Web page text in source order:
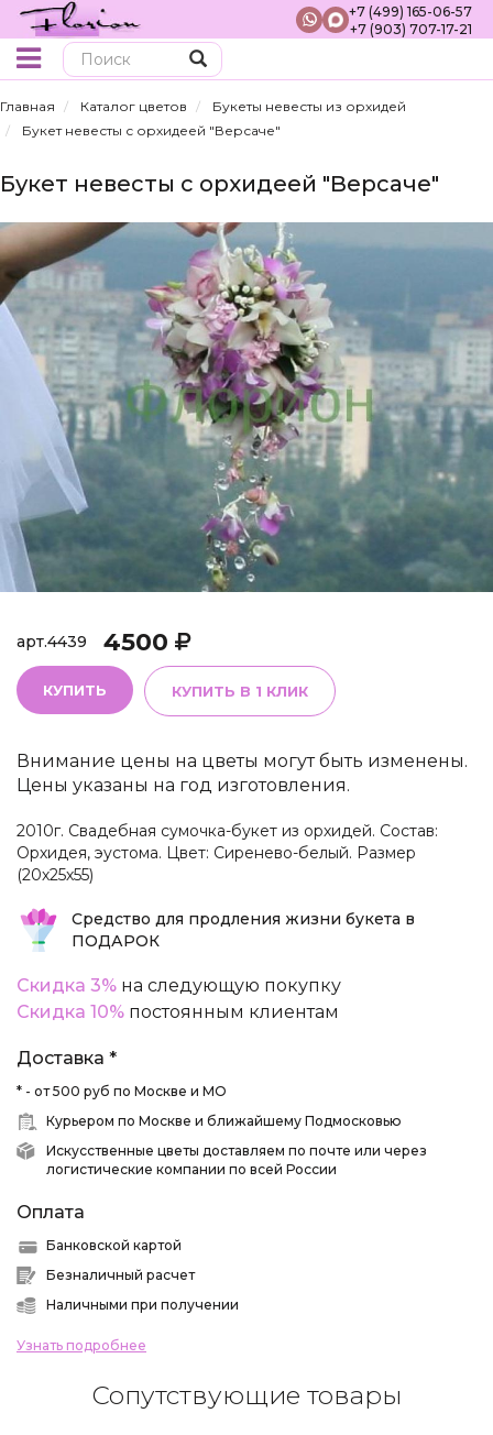
+7 (499) 165-06-57
+7 (903) 707-17-21
Главная Каталог цветов
Букеты невесты из орхидей
Букет невесты с орхидеей "Версаче"
Букет невесты с орхидеей "Версаче"
арт.4439 4500
КУПИТЬ КУПИТЬ В 1 КЛИК
Внимание цены на цветы могут быть изменены.
Цены указаны на год изготовления.
2010г. Свадебная сумочка-букет из орхидей. Состав:
Орхидея, эустома. Цвет: Сиренево-белый. Размер
(20х25х55)
Средство для продления жизни букета в
ПОДАРОК
Скидка 3% на следующую покупку
Скидка 10% постоянным клиентам
Доставка *
* - от 500 руб по Москве и МО
Курьером по Москве и ближайшему Подмосковью
Искусственные цветы доставляем по почте или через
логистические компании по всей России
Оплата
Банковской картой
Безналичный расчет
Наличными при получении
Узнать подробнее
Сопутствующие товары